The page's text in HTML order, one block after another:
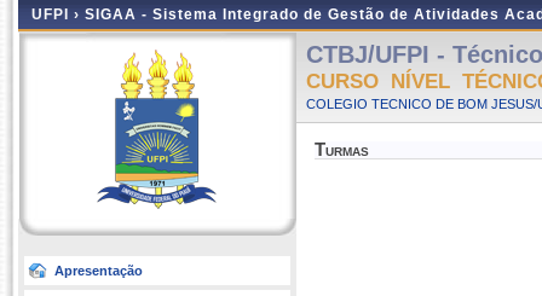
UFPI › SIGAA - Sistema Integrado de Gestão de Atividades
Apresentação
CTBJ/UFPI -
CURSO NÍVEL
COLEGIO TECNICO DE BOM JESUS/
Turmas